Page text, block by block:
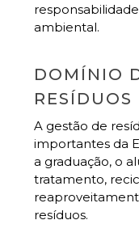
ambiental.
DOMÍNIO
RESÍDUOS
A gestão de
importantes da
a graduação, o
tratamento,
resíduos.